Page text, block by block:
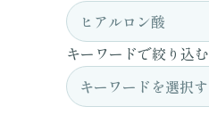
キーワードで絞り込む